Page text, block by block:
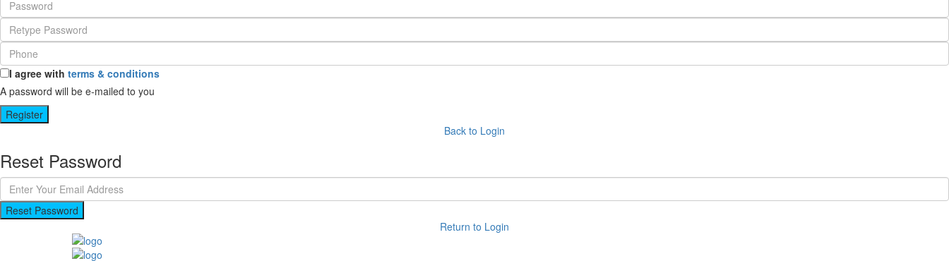
I agree with terms & conditions
A password will be e-mailed to you
Register
Back to Login
Reset Password
Reset Password
Return to Login